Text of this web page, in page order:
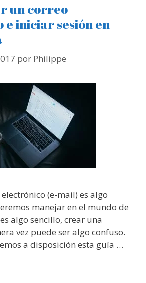
un correo
iniciar sesión en
por Philippe
(e-mail) es algo
manejar en el mundo de
algo sencillo, crear una
vez puede ser algo confuso.
a disposición esta guía …